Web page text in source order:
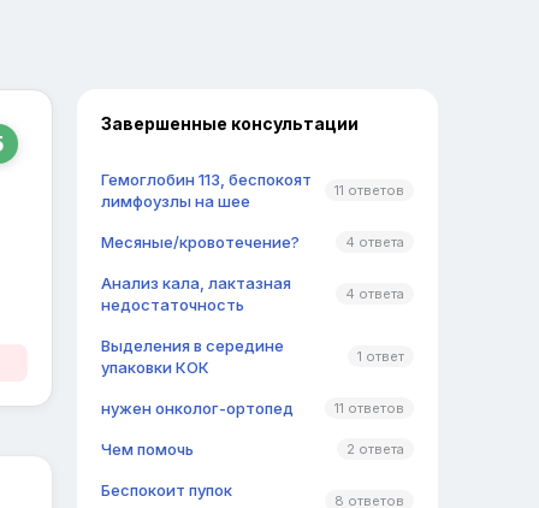
Завершенные консультации
Гемоглобин 113, беспокоят
лимфоузлы на шее
11 ответов
Месяные/кровотечение? 4 ответа
Анализ кала, лактазная
недостаточность
4 ответа
Выделения в середине
упаковки КОК
1 ответ
нужен онколог-ортопед 11 ответов
Чем помочь 2 ответа
Беспокоит пупок
8 ответов